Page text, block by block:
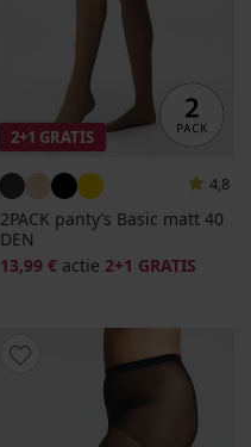
2+1 GRATIS
4,8
2PACK panty’s Basic matt 40
DEN
13,99 € actie 2+1 GRATIS